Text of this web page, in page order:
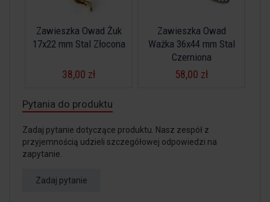
Zawieszka Owad Żuk
17x22 mm Stal Złocona
38,00 zł
Zawieszka Owad
Ważka 36x44 mm Stal
Czerniona
58,00 zł
Pytania do produktu
Zadaj pytanie dotyczące produktu. Nasz zespół z
przyjemnością udzieli szczegółowej odpowiedzi na
zapytanie.
Zadaj pytanie